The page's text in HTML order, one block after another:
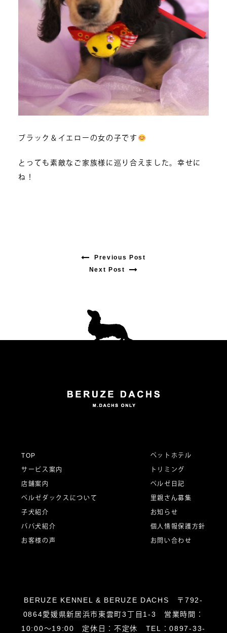
ブラック＆イエローの女の子です
とっても素敵なご家族様に巡り合えました。幸せに
ね！
ー
シ
ョ
Previous Post
Next Post
TOP
サービス案内
店舗案内
ベルゼダックスについて
子犬紹介
パパ犬紹介
お客様の声
ペットホテル
トリミング
ベルゼ日記
里親さん募集
お知らせ
個人情報保護方針
お問い合わせ
BERUZE KENNEL & BERUZE DACHS 〒792-
0864愛媛県新居浜市東雲町3丁目1-3 営業時間：
10:00～19:00 定休日：不定休 TEL：0897-33-